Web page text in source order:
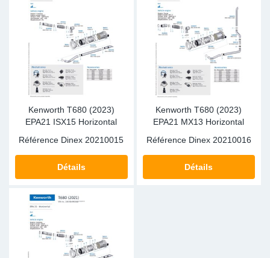
Kenworth T680 (2023)
EPA21 ISX15 Horizontal
Référence Dinex 20210015
Détails
Kenworth T680 (2023)
EPA21 MX13 Horizontal
Référence Dinex 20210016
Détails